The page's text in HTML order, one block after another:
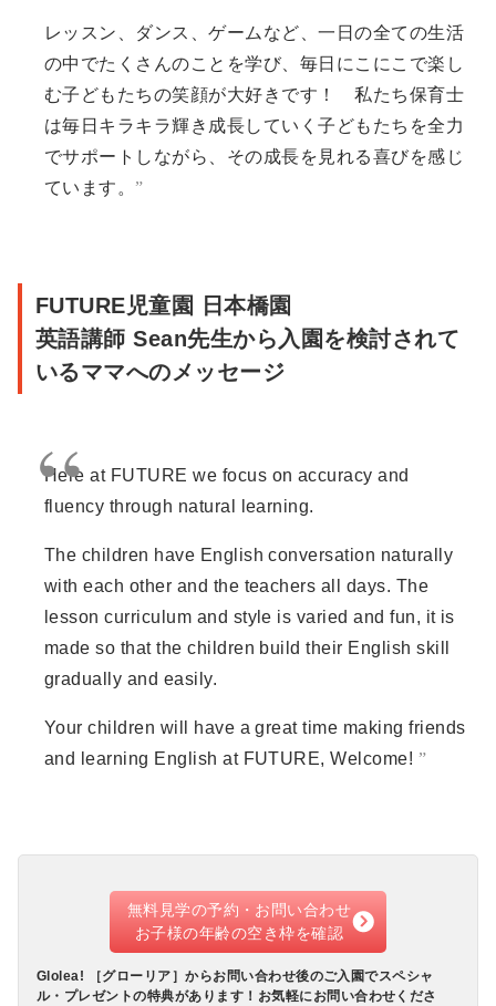
レッスン、ダンス、ゲームなど、一日の全ての生活
の中でたくさんのことを学び、毎日にこにこで楽し
む子どもたちの笑顔が大好きです！ 私たち保育士
は毎日キラキラ輝き成長していく子どもたちを全力
でサポートしながら、その成長を見れる喜びを感じ
ています。
FUTURE児童園 日本橋園
英語講師 Sean先生から入園を検討されて
いるママへのメッセージ
Here at FUTURE we focus on accuracy and
fluency through natural learning.
The children have English conversation naturally
with each other and the teachers all days. The
lesson curriculum and style is varied and fun, it is
made so that the children build their English skill
gradually and easily.
Your children will have a great time making friends
and learning English at FUTURE, Welcome!
無料見学の予約・お問い合わせ
お子様の年齢の空き枠を確認
Glolea! ［グローリア］からお問い合わせ後のご入園でスペシャ
ル・プレゼントの特典があります！お気軽にお問い合わせくださ